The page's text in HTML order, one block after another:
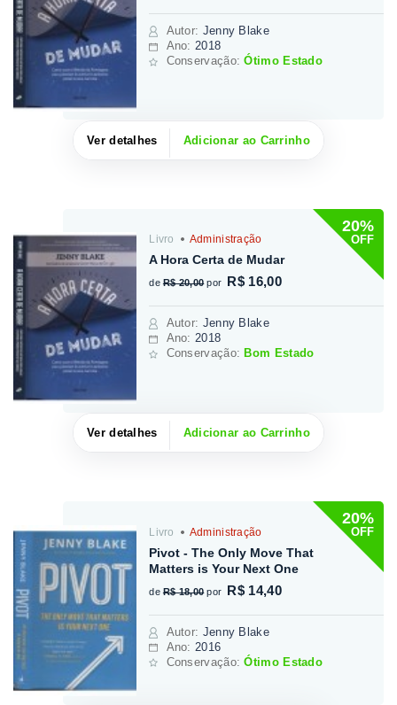
Autor: Jenny Blake
Ano: 2018
Conservação:Ótimo Estado
Ver detalhes Adicionar ao Carrinho
20%
OFF
Livro Administração
A Hora Certa de Mudar
de R$ 20,00 por R$ 16,00
Autor: Jenny Blake
Ano: 2018
Conservação: Bom Estado
Ver detalhes Adicionar ao Carrinho
20%
OFF
Livro Administração
Pivot - The Only Move That
Matters is Your Next One
de R$ 18,00 por R$ 14,40
Autor: Jenny Blake
Ano: 2016
Conservação:Ótimo Estado